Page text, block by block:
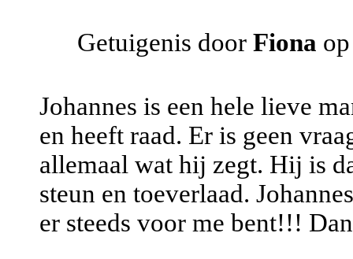
Getuigenis door Fiona
Johannes is een hele lieve
en heeft raad. Er is geen
allemaal wat hij zegt. Hij is
steun en toeverlaad.
er steeds voor me bent!!!